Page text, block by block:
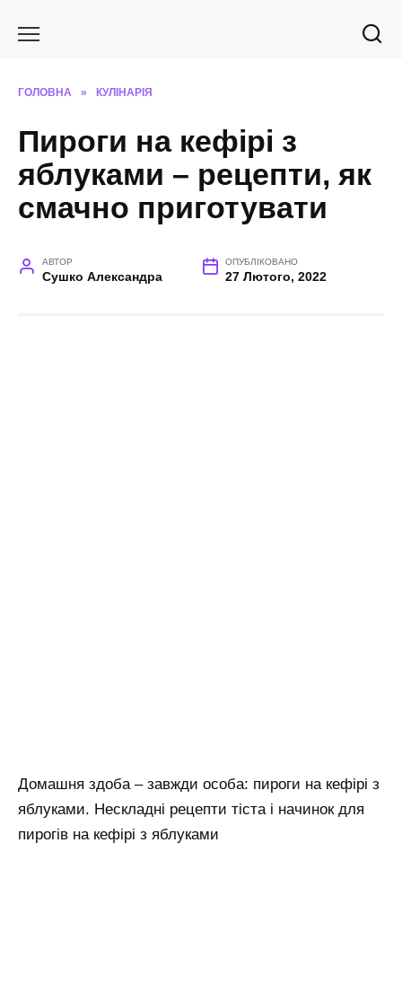
ГОЛОВНА » КУЛІНАРІЯ
Пироги на кефірі з
яблуками – рецепти, як
смачно приготувати
АВТОР
Сушко Александра
ОПУБЛІКОВАНО
27 Лютого, 2022
Домашня здоба – завжди особа: пироги на кефірі з
яблуками. Нескладні рецепти тіста і начинок для
пирогів на кефірі з яблуками